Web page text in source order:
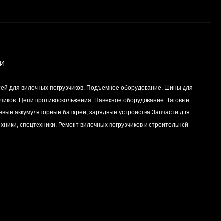
Вкладыш коренной (0,5)
(1шт - 1 половинка) для
двигателей
Цена по
запросу
для вилочных погрузчиков. Подъемное оборудование. Шины для
Цепи противоскольжения. Навесное оборудование. Тяговые
аккумуляторные батареи, зарядные устройства.Запчасти для
спецтехники. Ремонт вилочных погрузчиков и строительной